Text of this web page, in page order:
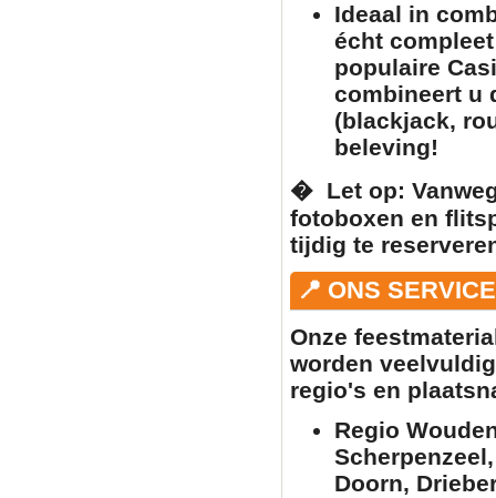
Ideaal in
écht
populaire
combineert u
(blackjack,
beleving!
� ️ Let op:
fotoboxen en
tijdig te
📍 ONS
Onze
worden
regio's en
Regio
Doorn,